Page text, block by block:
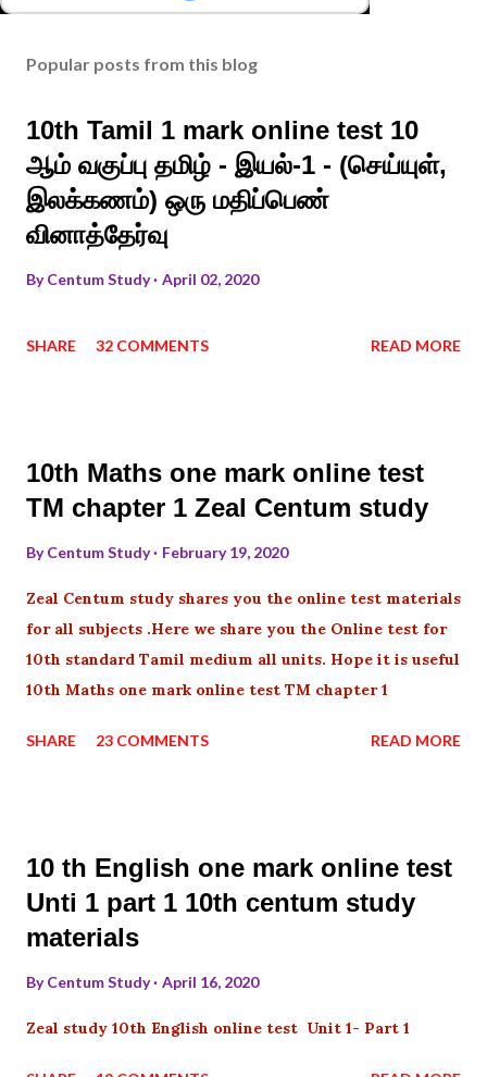
Popular posts from this blog
10th Tamil 1 mark online test 10
ஆம் வகுப்பு தமிழ் - இயல்-1 - (செய்யுள்,
இலக்கணம்) ஒரு மதிப்பெண்
வினாத்தேர்வு
ByCentum Study April 02, 2020
SHARE 32 COMMENTS READ MORE
10th Maths one mark online test
TM chapter 1 Zeal Centum study
ByCentum Study February 19, 2020
Zeal Centum study shares you the online test materials
for all subjects .Here we share you the Online test for
10th standard Tamil medium all units. Hope it is useful
10th Maths one mark online test TM chapter 1
SHARE 23 COMMENTS READ MORE
10 th English one mark online test
Unti 1 part 1 10th centum study
materials
ByCentum Study April 16, 2020
Zeal study 10th English online test Unit 1- Part 1